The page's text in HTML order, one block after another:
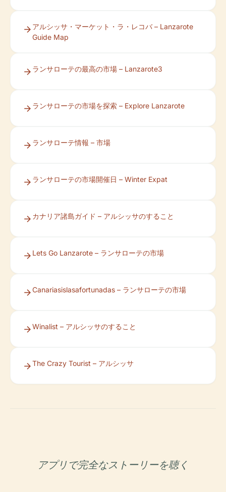
アルシッサ・マーケット・ラ・レコバ – Lanzarote
Guide Map
ランサローテの最高の市場 – Lanzarote3
ランサローテの市場を探索 – Explore Lanzarote
ランサローテ情報 – 市場
ランサローテの市場開催日 – Winter Expat
カナリア諸島ガイド – アルシッサのすること
Lets Go Lanzarote – ランサローテの市場
Canariasislasafortunadas – ランサローテの市場
Winalist – アルシッサのすること
The Crazy Tourist – アルシッサ
アプリで完全なストーリーを聴く